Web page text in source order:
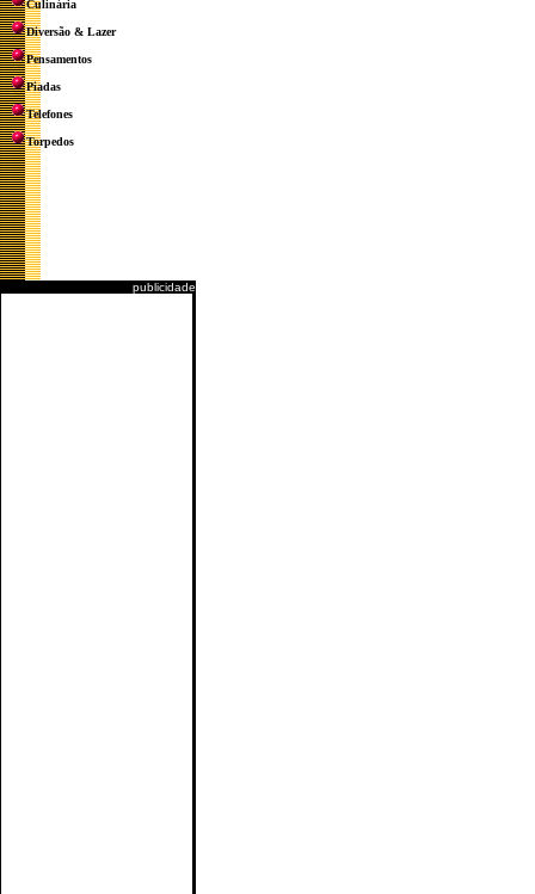
Culinária
Diversão & Lazer
Pensamentos
Piadas
Telefones
Torpedos
publicidade